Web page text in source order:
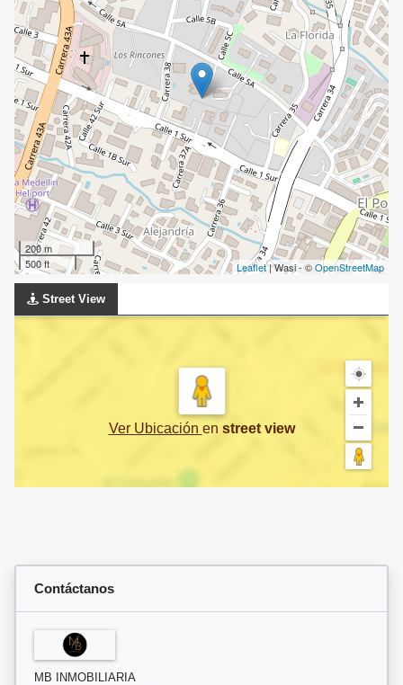
200 m
500 ft
Leaflet| Wasi - ©OpenStreetMap
Street View
Ver Ubicación en street view
Contáctanos
MB INMOBILIARIA